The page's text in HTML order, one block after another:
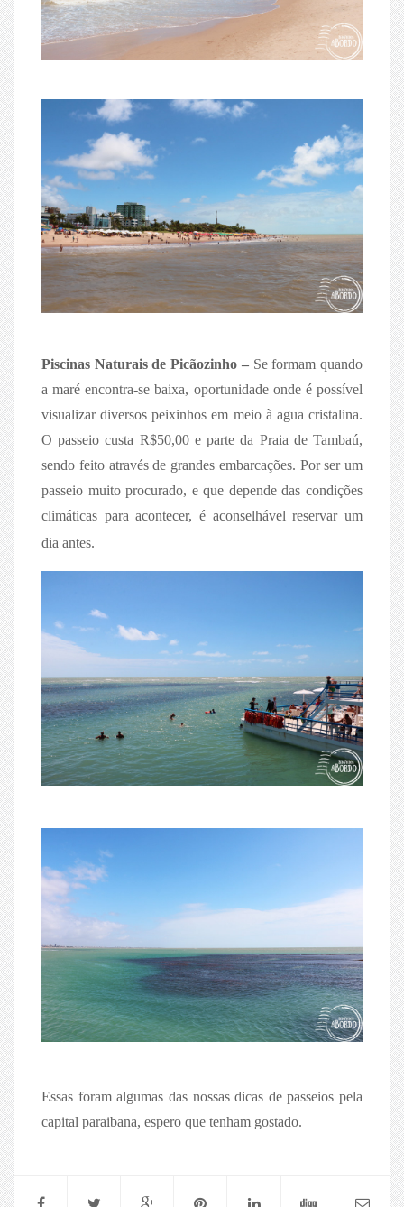
Piscinas Naturais de Picãozinho –Se formam quando
a maré encontra-se baixa, oportunidade onde é possível
visualizar diversos peixinhos em meio à agua cristalina.
O passeio custa R$50,00 e parte da Praia de Tambaú,
sendo feito através de grandes embarcações. Por ser um
passeio muito procurado, e que depende das condições
climáticas para acontecer, é aconselhável reservar um
dia antes.
Essas foram algumas das nossas dicas de passeios pela
capital paraibana, espero que tenham gostado.